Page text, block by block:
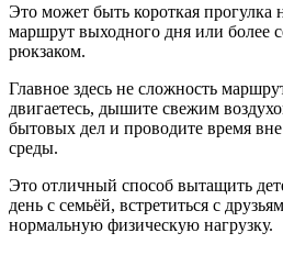
Это может быть короткая прогулка
маршрут выходного дня или более
рюкзаком.
Главное здесь не сложность
двигаетесь, дышите свежим
бытовых дел и проводите время
среды.
Это отличный способ вытащить
день с семьёй, встретиться с
нормальную физическую нагрузку.